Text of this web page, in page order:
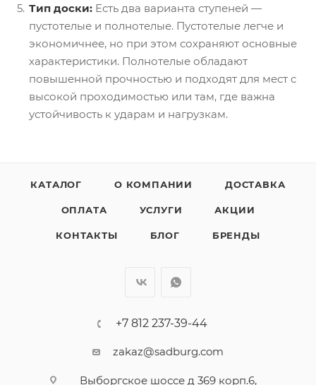
Тип доски: Есть два варианта ступеней —
пустотелые и полнотелые. Пустотелые легче и
экономичнее, но при этом сохраняют основные
характеристики. Полнотелые обладают
повышенной прочностью и подходят для мест с
высокой проходимостью или там, где важна
устойчивость к ударам и нагрузкам.
КАТАЛОГ О КОМПАНИИ ДОСТАВКА
ОПЛАТА УСЛУГИ АКЦИИ
КОНТАКТЫ БЛОГ БРЕНДЫ
+7 812 237-39-44
zakaz@sadburg.com
Выборгское шоссе д 369 корп.6,